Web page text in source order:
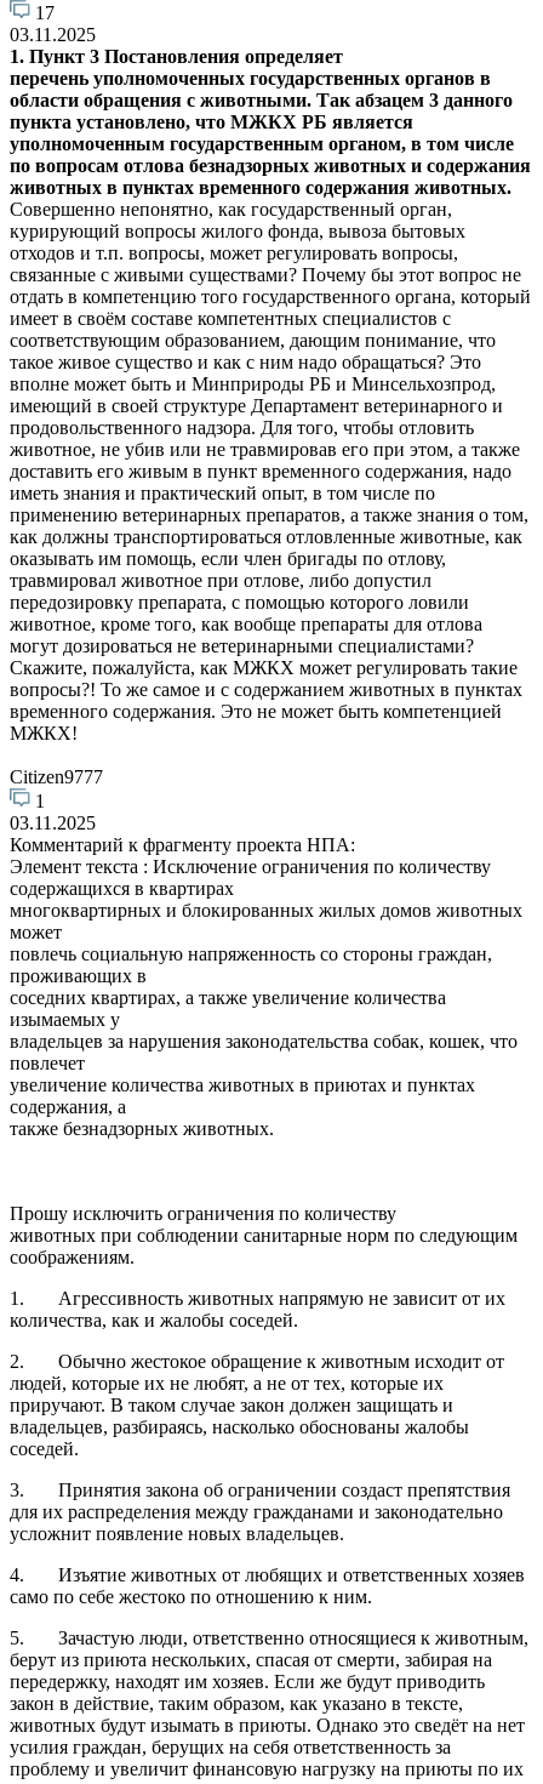
17
03.11.2025
1. Пункт 3 Постановления определяет
перечень уполномоченных государственных органов в
области обращения с животными. Так абзацем 3 данного
пункта установлено, что МЖКХ РБ является
уполномоченным государственным органом, в том числе
по вопросам отлова безнадзорных животных и содержания
животных в пунктах временного содержания животных.
Совершенно непонятно, как государственный орган,
курирующий вопросы жилого фонда, вывоза бытовых
отходов и т.п. вопросы, может регулировать вопросы,
связанные с живыми существами? Почему бы этот вопрос не
отдать в компетенцию того государственного органа, который
имеет в своём составе компетентных специалистов с
соответствующим образованием, дающим понимание, что
такое живое существо и как с ним надо обращаться? Это
вполне может быть и Минприроды РБ и Минсельхозпрод,
имеющий в своей структуре Департамент ветеринарного и
продовольственного надзора. Для того, чтобы отловить
животное, не убив или не травмировав его при этом, а также
доставить его живым в пункт временного содержания, надо
иметь знания и практический опыт, в том числе по
применению ветеринарных препаратов, а также знания о том,
как должны транспортироваться отловленные животные, как
оказывать им помощь, если член бригады по отлову,
травмировал животное при отлове, либо допустил
передозировку препарата, с помощью которого ловили
животное, кроме того, как вообще препараты для отлова
могут дозироваться не ветеринарными специалистами?
Скажите, пожалуйста, как МЖКХ может регулировать такие
вопросы?! То же самое и с содержанием животных в пунктах
временного содержания. Это не может быть компетенцией
МЖКХ!
Citizen9777
1
03.11.2025
Комментарий к фрагменту проекта НПА:
Элемент текста : Исключение ограничения по количеству
содержащихся в квартирах
многоквартирных и блокированных жилых домов животных
может
повлечь социальную напряженность со стороны граждан,
проживающих в
соседних квартирах, а также увеличение количества
изымаемых у
владельцев за нарушения законодательства собак, кошек, что
повлечет
увеличение количества животных в приютах и пунктах
содержания, а
также безнадзорных животных.
Прошу исключить ограничения по количеству
животных при соблюдении санитарные норм по следующим
соображениям.
1. Агрессивность животных напрямую не зависит от их
количества, как и жалобы соседей.
2. Обычно жестокое обращение к животным исходит от
людей, которые их не любят, а не от тех, которые их
приручают. В таком случае закон должен защищать и
владельцев, разбираясь, насколько обоснованы жалобы
соседей.
3. Принятия закона об ограничении создаст препятствия
для их распределения между гражданами и законодательно
усложнит появление новых владельцев.
4. Изъятие животных от любящих и ответственных хозяев
само по себе жестоко по отношению к ним.
5. Зачастую люди, ответственно относящиеся к животным,
берут из приюта нескольких, спасая от смерти, забирая на
передержку, находят им хозяев. Если же будут приводить
закон в действие, таким образом, как указано в тексте,
животных будут изымать в приюты. Однако это сведёт на нет
усилия граждан, берущих на себя ответственность за
проблему и увеличит финансовую нагрузку на приюты по их